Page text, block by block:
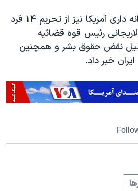
هفته گذشته، وزارت خزانه داری آمریکا نیز از تحریم ۱۴ فرد
رئیس قوه قضائیه
نقض حقوق بشر و همچنین
خبر داد.